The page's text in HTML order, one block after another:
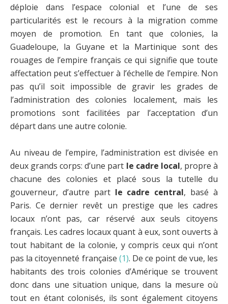
déploie dans l’espace colonial et l’une de ses
particularités est le recours à la migration comme
moyen de promotion. En tant que colonies, la
Guadeloupe, la Guyane et la Martinique sont des
rouages de l’empire français ce qui signifie que toute
affectation peut s’effectuer à l’échelle de l’empire. Non
pas qu’il soit impossible de gravir les grades de
l’administration des colonies localement, mais les
promotions sont facilitées par l’acceptation d’un
départ dans une autre colonie.
Au niveau de l’empire, l’administration est divisée en
deux grands corps: d’une part le cadre local, propre à
chacune des colonies et placé sous la tutelle du
gouverneur, d’autre part le cadre central, basé à
Paris. Ce dernier revêt un prestige que les cadres
locaux n’ont pas, car réservé aux seuls citoyens
français. Les cadres locaux quant à eux, sont ouverts à
tout habitant de la colonie, y compris ceux qui n’ont
pas la citoyenneté française (1). De ce point de vue, les
habitants des trois colonies d’Amérique se trouvent
donc dans une situation unique, dans la mesure où
tout en étant colonisés, ils sont également citoyens